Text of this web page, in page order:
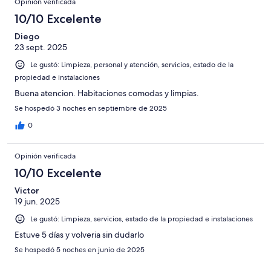
Opinión verificada
10/10 Excelente
Diego
23 sept. 2025
Le gustó: Limpieza, personal y atención, servicios, estado de la
propiedad e instalaciones
Buena atencion. Habitaciones comodas y limpias.
Se hospedó 3 noches en septiembre de 2025
0
Opinión verificada
10/10 Excelente
Victor
19 jun. 2025
Le gustó: Limpieza, servicios, estado de la propiedad e instalaciones
Estuve 5 días y volveria sin dudarlo
Se hospedó 5 noches en junio de 2025